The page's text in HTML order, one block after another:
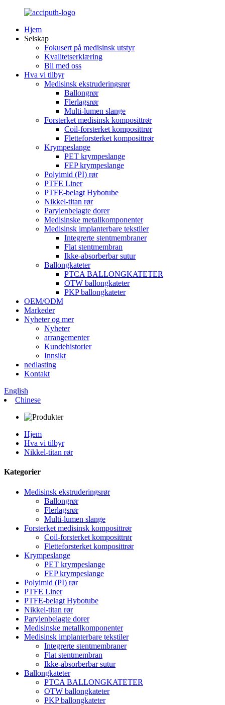
Hjem
Selskap
Fokusert på medisinsk utstyr
Kvalitetserklæring
Bli med oss
Hva vi tilbyr
Medisinsk ekstruderingsrør
Ballongrør
Flerlagsrør
Multi-lumen slange
Forsterket medisinsk komposittrør
Coil-forsterket komposittrør
Fletteforsterket komposittrør
Krympeslange
PET krympeslange
FEP krympeslange
Polyimid (PI) rør
PTFE Liner
PTFE-belagt Hybotube
Nikkel-titan rør
Parylenbelagte dorer
Medisinske metallkomponenter
Medisinsk implanterbare tekstiler
Integrerte stentmembraner
Flat stentmembran
Ikke-absorberbar sutur
Ballongkateter
PTCA BALLONGKATETER
OTW ballongkateter
PKP ballongkateter
OEM/ODM
Markeder
Nyheter og mer
Nyheter
arrangementer
Kundehistorier
Innsikt
nedlasting
Kontakt
English
Chinese
Hjem
Hva vi tilbyr
Nikkel-titan rør
Kategorier
Medisinsk ekstruderingsrør
Ballongrør
Flerlagsrør
Multi-lumen slange
Forsterket medisinsk komposittrør
Coil-forsterket komposittrør
Fletteforsterket komposittrør
Krympeslange
PET krympeslange
FEP krympeslange
Polyimid (PI) rør
PTFE Liner
PTFE-belagt Hybotube
Nikkel-titan rør
Parylenbelagte dorer
Medisinske metallkomponenter
Medisinsk implanterbare tekstiler
Integrerte stentmembraner
Flat stentmembran
Ikke-absorberbar sutur
Ballongkateter
PTCA BALLONGKATETER
OTW ballongkateter
PKP ballongkateter